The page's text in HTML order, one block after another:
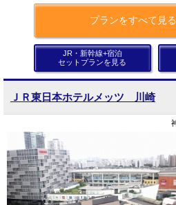
プランをすべて見る
JR・新幹線+宿泊
セットプランを見る
ＪＲ東日本ホテルメッツ 川崎